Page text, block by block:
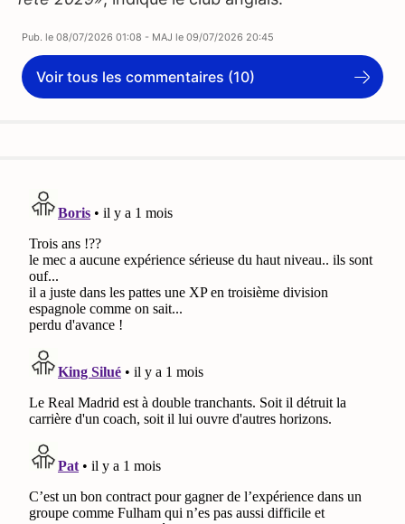
Pub. le 08/07/2026 01:08 - MAJ le 09/07/2026 20:45
Voir tous les commentaires (10)